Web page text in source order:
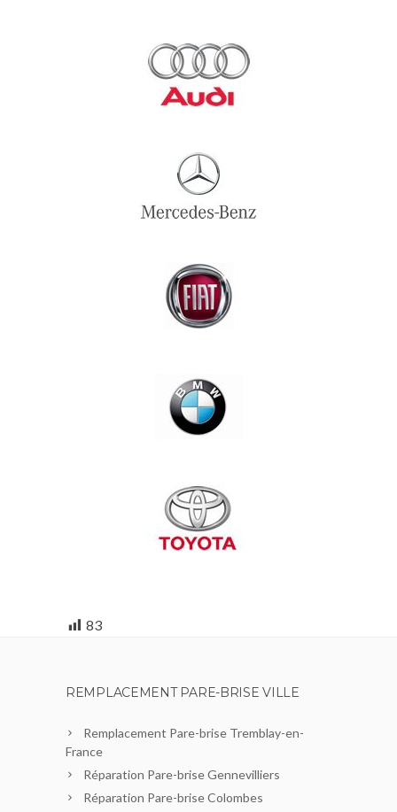
83
REMPLACEMENT PARE-BRISE VILLE
Remplacement Pare-brise Tremblay-en-
France
Réparation Pare-brise Gennevilliers
Réparation Pare-brise Colombes